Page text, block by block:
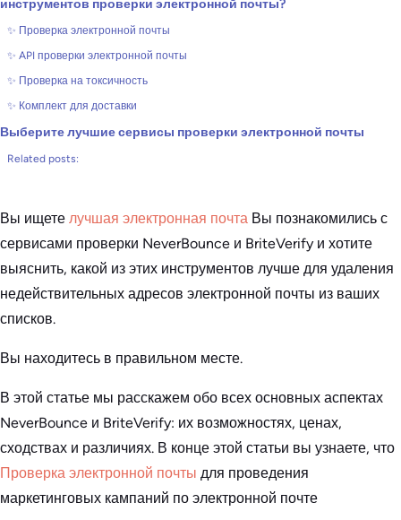
инструментов проверки электронной почты?
✨ Проверка электронной почты
✨ API проверки электронной почты
✨ Проверка на токсичность
✨ Комплект для доставки
Выберите лучшие сервисы проверки электронной почты
Related posts:
Вы ищете лучшая электронная почта Вы познакомились с
сервисами проверки NeverBounce и BriteVerify и хотите
выяснить, какой из этих инструментов лучше для удаления
недействительных адресов электронной почты из ваших
списков.
Вы находитесь в правильном месте.
В этой статье мы расскажем обо всех основных аспектах
NeverBounce и BriteVerify: их возможностях, ценах,
сходствах и различиях. В конце этой статьи вы узнаете, что
Проверка электронной почты для проведения
маркетинговых кампаний по электронной почте